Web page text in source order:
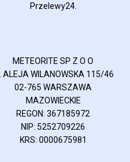
Przelewy24.
METEORITE SP Z O O
ALEJA WILANOWSKA 115/46
02-765 WARSZAWA
MAZOWIECKIE
REGON: 367185972
NIP: 5252709226
KRS: 0000675981